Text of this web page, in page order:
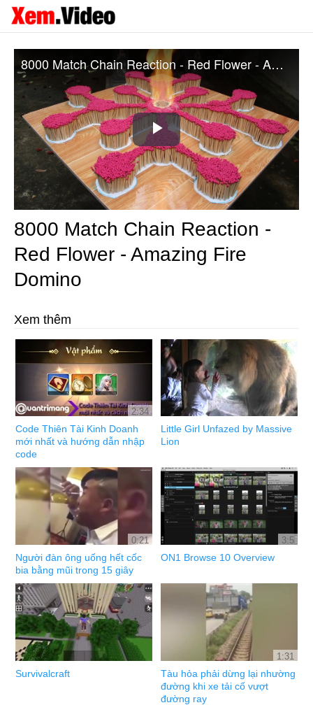
Play
Video
8000 Match Chain Reaction - Red Flower - Amazing Fire Domino
8000 Match Chain Reaction -
Red Flower - Amazing Fire
Domino
Xem thêm
2:34
Code Thiên Tài Kinh Doanh
mới nhất và hướng dẫn nhập
code
Little Girl Unfazed by Massive
Lion
0:21
Người đàn ông uống hết cốc
bia bằng mũi trong 15 giây
3:5
ON1 Browse 10 Overview
Survivalcraft
1:31
Tàu hỏa phải dừng lại nhường
đường khi xe tải cố vượt
đường ray